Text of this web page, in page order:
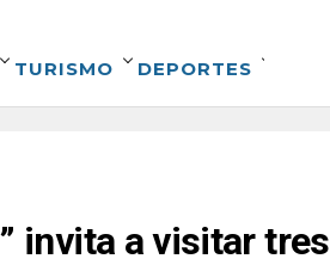
TURISMO DEPORTES
invita a visitar tres